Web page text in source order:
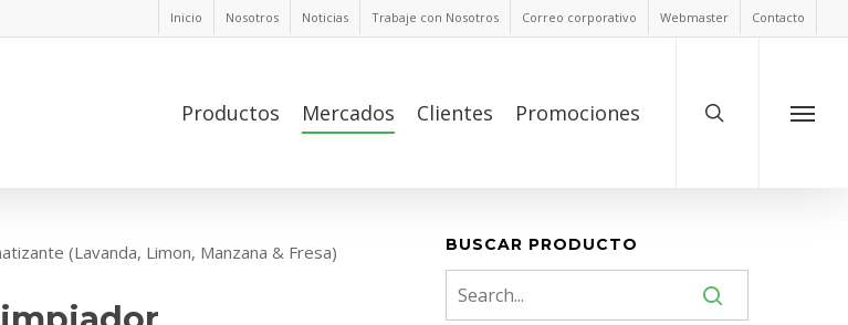
Inicio Nosotros Noticias Trabaje con Nosotros Correo corporativo Webmaster Contacto
Productos Mercados Clientes Promociones
(Lavanda, Limon, Manzana & Fresa) BUSCAR PRODUCTO